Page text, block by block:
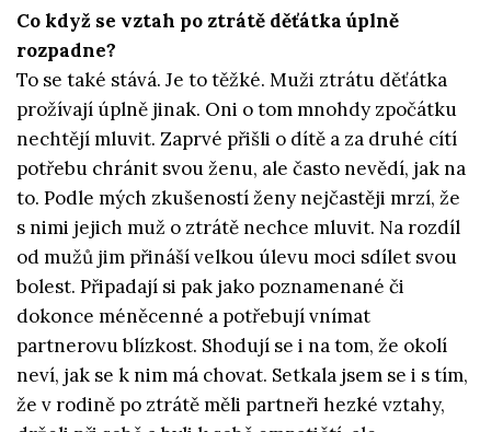
Co když se vztah po ztrátě děťátka úplně
rozpadne?
To se také stává. Je to těžké. Muži ztrátu děťátka
prožívají úplně jinak. Oni o tom mnohdy zpočátku
nechtějí mluvit. Zaprvé přišli o dítě a za druhé cítí
potřebu chránit svou ženu, ale často nevědí, jak na
to. Podle mých zkušeností ženy nejčastěji mrzí, že
s nimi jejich muž o ztrátě nechce mluvit. Na rozdíl
od mužů jim přináší velkou úlevu moci sdílet svou
bolest. Připadají si pak jako poznamenané či
dokonce méněcenné a potřebují vnímat
partnerovu blízkost. Shodují se i na tom, že okolí
neví, jak se k nim má chovat. Setkala jsem se i s tím,
že v rodině po ztrátě měli partneři hezké vztahy,